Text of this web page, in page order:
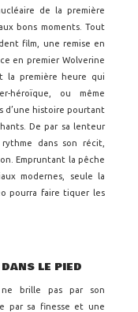
de la première
bons moments. Tout
film, une remise en
en premier Wolverine
la première heure qui
héroïque, ou même
d’une histoire pourtant
De par sa lenteur
dans son récit,
Empruntant la pêche
modernes, seule la
pourra faire tiquer les
LE PIED
brille pas par son
par sa finesse et une